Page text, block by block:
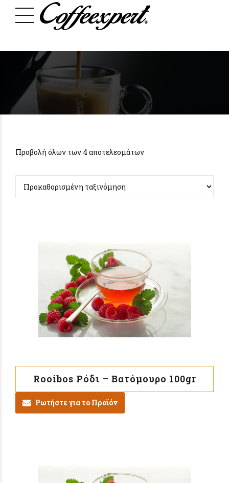
Προβολή όλων των 4 αποτελεσμάτων
Rooibos Ρόδι – Βατόμουρο 100gr
Ρωτήστε για το Προϊόν